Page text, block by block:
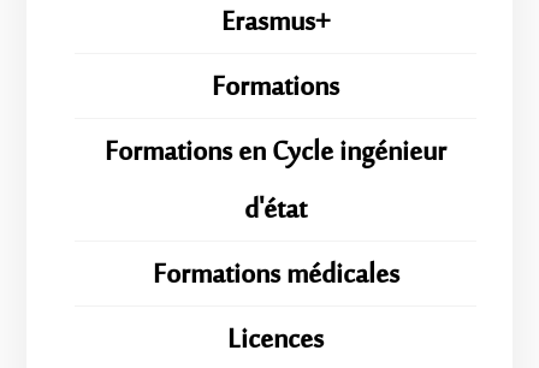
Erasmus+
Formations
Formations en Cycle ingénieur
d'état
Formations médicales
Licences